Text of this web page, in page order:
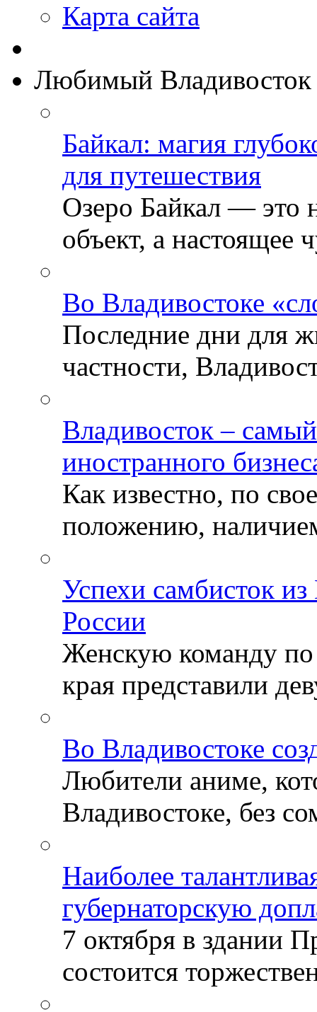
Карта сайта
Любимый Владивосток
Байкал: магия
для путешествия
Озеро Байкал — это
объект, а настоящее
Во Владивостоке
Последние дни для
частности,
Владивосток –
иностранного
Как известно, по
положению,
Успехи самбисток
России
Женскую команду
края представили
Во Владивостоке
Любители аниме,
Владивостоке, без
Наиболее
губернаторскую
7 октября в здании
состоится